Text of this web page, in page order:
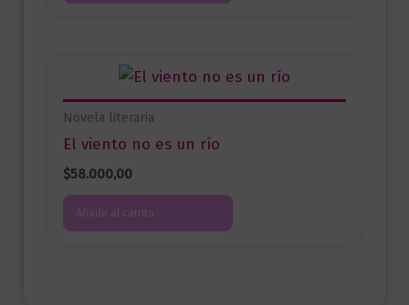
Novela literaria
El viento no es un río
$58.000,00
Añadir al carrito